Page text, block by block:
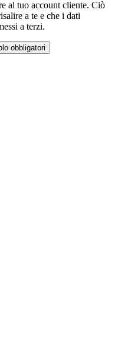
al tuo account cliente. Ciò
a te e che i dati
a terzi.
obbligatori